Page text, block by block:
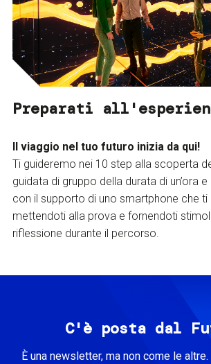
Preparati
Il viaggio nel tuo futuro inizia da qui!
Ti guideremo nei 10 step alla scoperta
guidata di gruppo della durata di un’ora
con il supporto di uno smartphone che
mettendoti alla prova e fornendoti
riflessione durante il percorso.
C'è posta dal
È una newsletter, ma non come le